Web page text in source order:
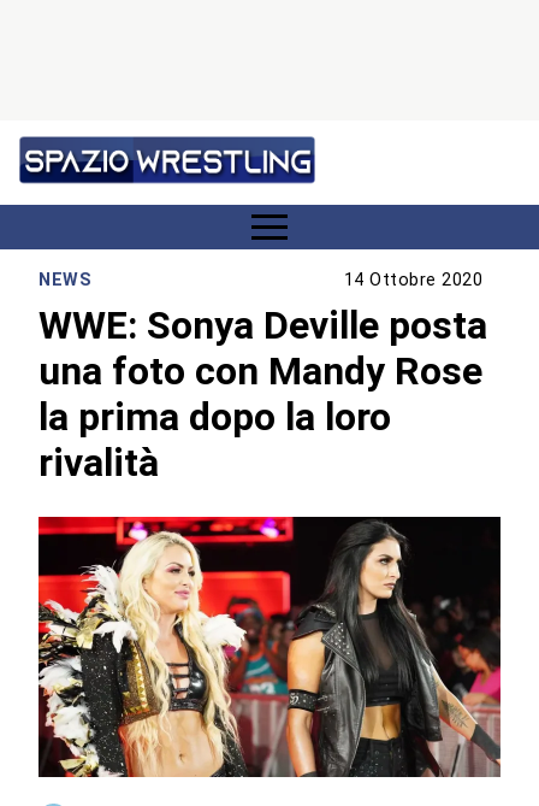
NEWS 14 Ottobre 2020
WWE: Sonya Deville posta
una foto con Mandy Rose
la prima dopo la loro
rivalità